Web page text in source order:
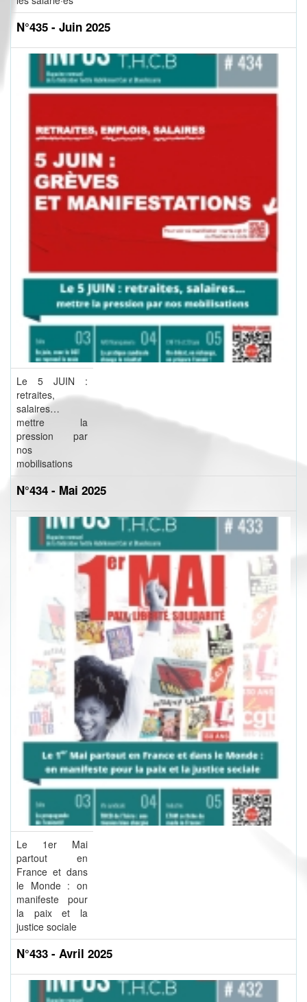
N°435 - Juin 2025
Le 5 JUIN :
retraites,
salaires…
mettre la
pression par
nos
mobilisations
N°434 - Mai 2025
Le 1er Mai
partout en
France et dans
le Monde : on
manifeste pour
la paix et la
justice sociale
N°433 - Avril 2025